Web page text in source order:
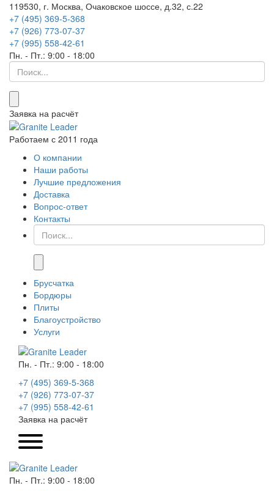
119530, г. Москва, Очаковское шоссе, д.32, с.22
+7 (495) 369-5-368
+7 (926) 773-07-37
+7 (995) 558-42-61
Пн. - Пт.: 9:00 - 18:00
Что
ищем...
Заявка на расчёт
Работаем с 2011 года
О компании
Наши работы
Лучшие предложения
Доставка
Вопрос-ответ
Контакты
Что
ищем...
Брусчатка
Бордюры
Плиты
Благоустройство
Услуги
Пн. - Пт.: 9:00 - 18:00
+7 (495) 369-5-368
+7 (926) 773-07-37
+7 (995) 558-42-61
Заявка на расчёт
Пн. - Пт.: 9:00 - 18:00